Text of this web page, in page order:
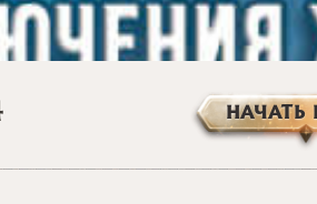
НАЧАТЬ